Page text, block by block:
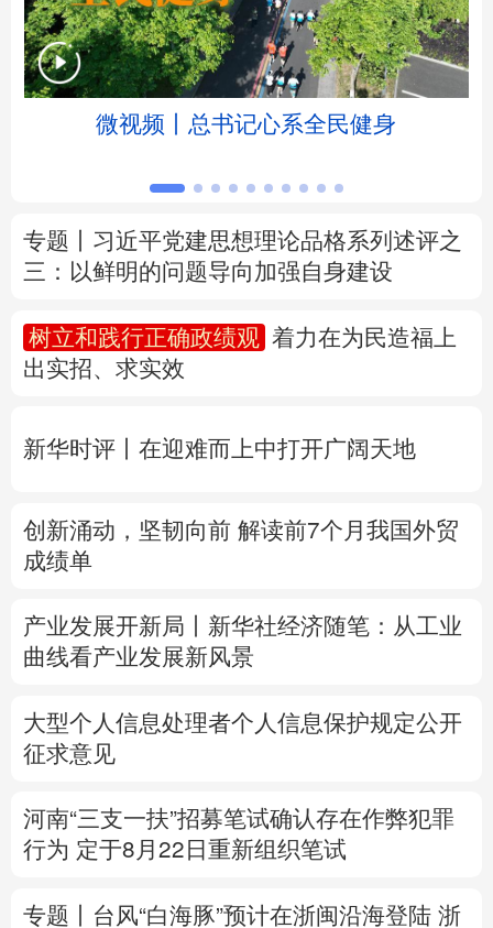
北京 天津 河北 山西
辽宁 吉林 上海 江苏
广东 广西 海南
四川 贵州 云南 西藏
陕西 甘肃
新疆 内蒙古 黑龙江
多语种频道
Русский язык
微视频丨总书记心系全民健身
专题丨 习近平党建思想理论品格系列述评之
三：以鲜明的问题导向加强自身建设
树立和践行正确政绩观
着力在为民造福上
出实招、求实效
新华时评丨在迎难而上中打开广阔天地
创新涌动，坚韧向前 解读前7个月我国外贸
成绩单
产业发展开新局丨 新华社经济随笔：从工业
曲线看产业发展新风景
大型个人信息处理者个人信息保护规定公开
征求意见
河南“三支一扶”招募笔试确认存在作弊犯罪
行为 定于8月22日重新组织笔试
专题丨 台风“白海豚”预计在浙闽沿海登陆 浙